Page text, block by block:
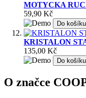
MOTYCKA
59,90 Kč
Do košíku
KRISTALON
135,00 Kč
Do košíku
O značce